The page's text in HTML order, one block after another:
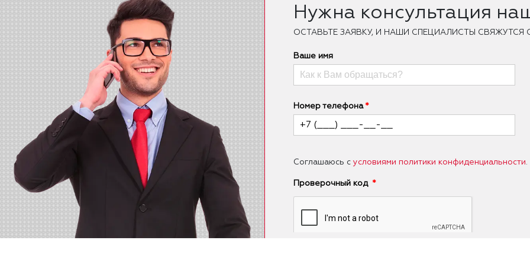
Нужна консультация
ОCТАВЬТЕ ЗАЯВКУ, И НАШИ СПЕЦИАЛИСТЫ
Ваше имя
Номер телефона
Соглашаюсь с условиями политики конфиденциальности.
Проверочный код